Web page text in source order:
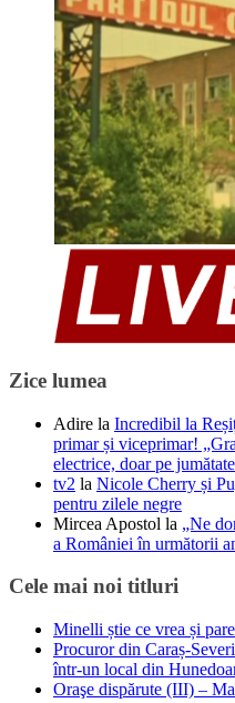
Zice lumea
Adire la Incredibil la
primar și viceprimar!
electrice, doar pe jumătate
tv2 la Nicole Cherry și
pentru zilele negre
Mircea Apostol la „Ne
a României în următorii
Cele mai noi titluri
Minelli știe ce vrea și
Procuror din Caraș-
într-un local din
Oraşe dispărute (III) –